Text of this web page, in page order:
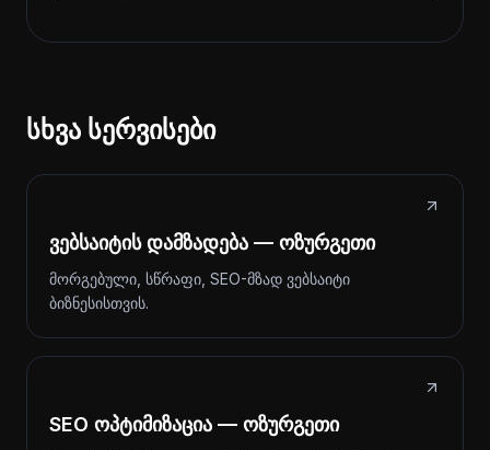
სხვა სერვისები
ვებსაიტის დამზადება — ოზურგეთი
მორგებული, სწრაფი, SEO-მზად ვებსაიტი
ბიზნესისთვის.
SEO ოპტიმიზაცია — ოზურგეთი